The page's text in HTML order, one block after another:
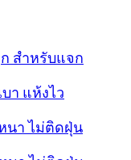
สำหรับแจก
า แห้งไว
นา ไม่ติดฝุ่น